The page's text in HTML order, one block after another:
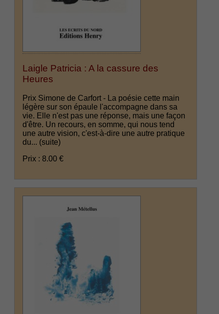
Laigle Patricia : A la cassure des
Heures
Prix Simone de Carfort - La poésie cette main
légère sur son épaule l'accompagne dans sa
vie. Elle n'est pas une réponse, mais une façon
d'être. Un recours, en somme, qui nous tend
une autre vision, c'est-à-dire une autre pratique
du... (suite)
Prix : 8.00 €